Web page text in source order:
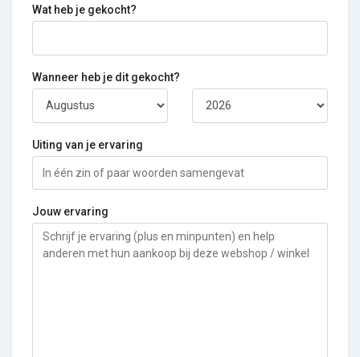
Wat heb je gekocht?
Wanneer heb je dit gekocht?
Uiting van je ervaring
Jouw ervaring